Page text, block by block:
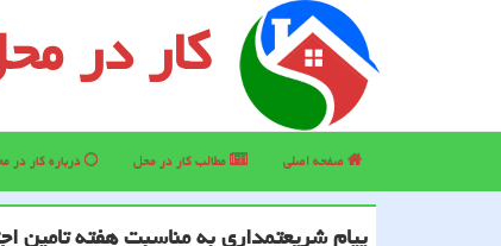
کار در
صفحه اصلی مطالب كار در محل درباره كار در
پیام شریعتمداری به مناسبت هفته تامین